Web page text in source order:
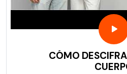
CÓMO